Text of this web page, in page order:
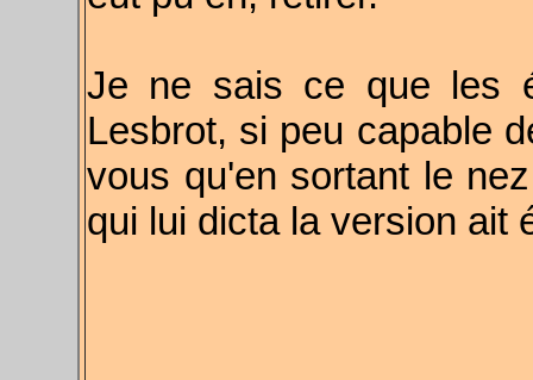
Je ne sais ce que les
Lesbrot, si peu capable
vous qu'en sortant le
qui lui dicta la version ait